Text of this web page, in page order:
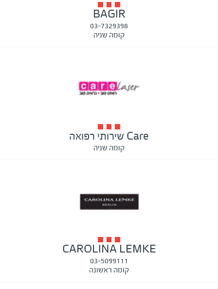
BAGIR
03-7329398
קומה שניה
Care שירותי רפואה
קומה שניה
CAROLINA LEMKE
03-5099111
קומה ראשונה